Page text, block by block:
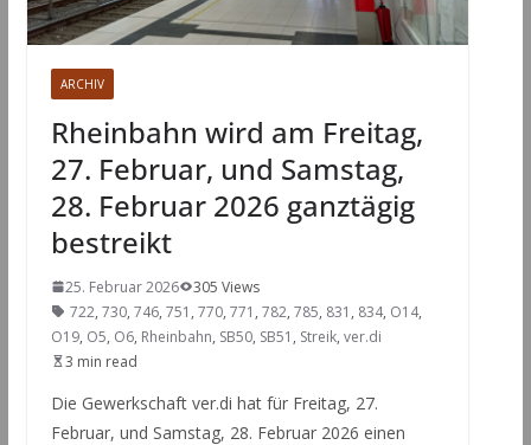
ARCHIV
Rheinbahn wird am Freitag,
27. Februar, und Samstag,
28. Februar 2026 ganztägig
bestreikt
25. Februar 2026
305 Views
722, 730, 746, 751 , 770, 771 , 782, 785, 831 , 834, O14,
O19, O5, O6, Rheinbahn, SB50, SB51 , Streik, ver.di
3 min read
Die Gewerkschaft ver.di hat für Freitag, 27.
Februar, und Samstag, 28. Februar 2026 einen